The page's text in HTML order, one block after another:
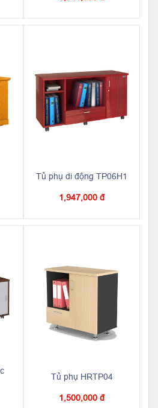
Tủ phụ di động TP06H1
1,947,000 đ
Tủ phụ HRTP04
1,500,000 đ